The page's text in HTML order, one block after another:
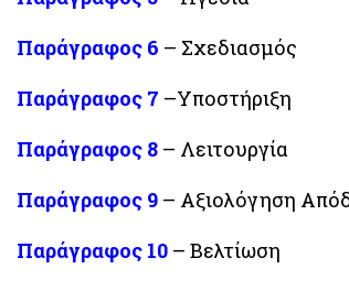
Παράγραφος 6 – Σχεδιασμός
Παράγραφος 7 –Υποστήριξη
Παράγραφος 8 – Λειτουργία
Παράγραφος 9 – Αξιολόγηση
Παράγραφος 10 – Βελτίωση